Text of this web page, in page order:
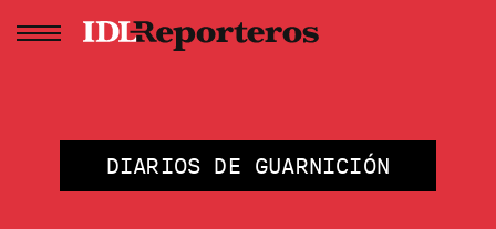
DIARIOS DE GUARNICIÓN